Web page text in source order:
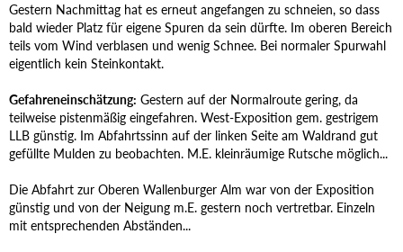
Gestern Nachmittag hat es erneut angefangen zu schneien, so dass
bald wieder Platz für eigene Spuren da sein dürfte. Im oberen Bereich
teils vom Wind verblasen und wenig Schnee. Bei normaler Spurwahl
eigentlich kein Steinkontakt.
Gefahreneinschätzung: Gestern auf der Normalroute gering, da
teilweise pistenmäßig eingefahren. West-Exposition gem. gestrigem
LLB günstig. Im Abfahrtssinn auf der linken Seite am Waldrand gut
gefüllte Mulden zu beobachten. M.E. kleinräumige Rutsche möglich...
Die Abfahrt zur Oberen Wallenburger Alm war von der Exposition
günstig und von der Neigung m.E. gestern noch vertretbar. Einzeln
mit entsprechenden Abständen...